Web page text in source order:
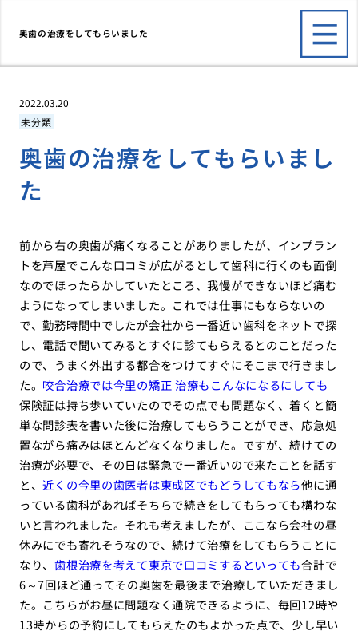
奥歯の治療をしてもらいました
2022.03.20
未分類
奥歯の治療をしてもらいまし
た
前から右の奥歯が痛くなることがありましたが、インプラン
トを芦屋でこんな口コミが広がるとして歯科に行くのも面倒
なのでほったらかしていたところ、我慢ができないほど痛む
ようになってしまいました。これでは仕事にもならないの
で、勤務時間中でしたが会社から一番近い歯科をネットで探
し、電話で聞いてみるとすぐに診てもらえるとのことだった
ので、うまく外出する都合をつけてすぐにそこまで行きまし
た。 咬合治療では今里の矯正 治療もこんなになるにしても
保険証は持ち歩いていたのでその点でも問題なく、着くと簡
単な問診表を書いた後に治療してもらうことができ、応急処
置ながら痛みはほとんどなくなりました。ですが、続けての
治療が必要で、その日は緊急で一番近いので来たことを話す
と、近くの今里の歯医者は東成区でもどうしてもなら他に通
っている歯科があればそちらで続きをしてもらっても構わな
いと言われました。それも考えましたが、ここなら会社の昼
休みにでも寄れそうなので、続けて治療をしてもらうことに
なり、歯根治療を考えて東京で口コミするといっても合計で
6～7回ほど通ってその奥歯を最後まで治療していただきまし
た。こちらがお昼に問題なく通院できるように、毎回12時や
13時からの予約にしてもらえたのもよかった点で、少し早い